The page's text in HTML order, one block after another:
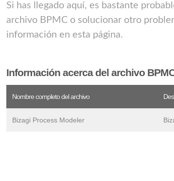
Si has llegado aquí, es bastante
archivo BPMC o solucionar otro
información en esta página.
Información acerca del archivo
Nombre completo del archivo
Bizagi Process Modeler